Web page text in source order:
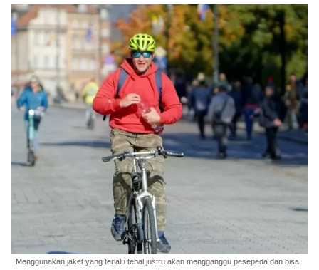
Menggunakan jaket yang terlalu tebal justru akan mengganggu pesepeda dan bisa